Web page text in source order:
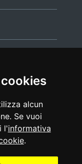
alcun
Se vuoi
l'informativa
.